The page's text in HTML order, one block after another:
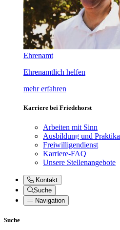
Ehrenamt
Ehrenamtlich helfen
mehr erfahren
Karriere bei Friedehorst
Arbeiten mit Sinn
Ausbildung und Praktika
Freiwilligendienst
Karriere-FAQ
Unsere Stellenangebote
Kontakt
Suche
Navigation
Suche